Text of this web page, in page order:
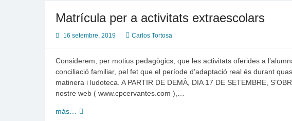
Matrícula per a activitats extraescolars
16 setembre, 2019 Carlos Tortosa
Considerem, per motius pedagògics, que les activitats oferides a
conciliació familiar, pel fet que el període d’adaptació real és durant
matinera i ludoteca. A PARTIR DE DEMÀ, DIA 17 DE SETEMBRE,
nostre web ( www.cpcervantes.com ),…
más…
Matrícula